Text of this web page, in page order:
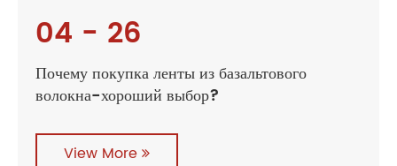
04 - 26
Почему покупка ленты из базальтового
волокна-хороший выбор?
View More